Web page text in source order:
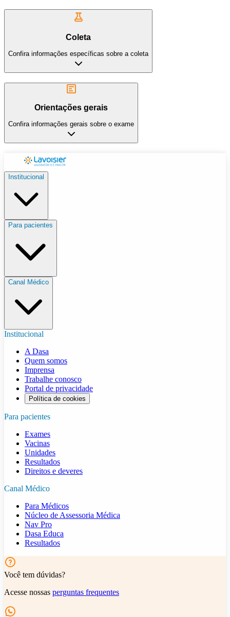
Coleta
Confira informações específicas sobre a coleta
Orientações gerais
Confira informações gerais sobre o exame
Institucional
Para pacientes
Canal Médico
Institucional
A Dasa
Quem somos
Imprensa
Trabalhe conosco
Portal de privacidade
Política de cookies
Para pacientes
Exames
Vacinas
Unidades
Resultados
Direitos e deveres
Canal Médico
Para Médicos
Núcleo de Assessoria Médica
Nav Pro
Dasa Educa
Resultados
Você tem dúvidas?
Acesse nossas perguntas frequentes